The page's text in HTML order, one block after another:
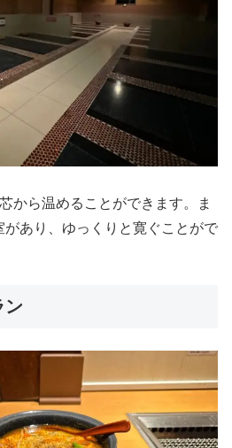
から温めることができます。ま
あり、ゆっくりと寛ぐことがで
ン